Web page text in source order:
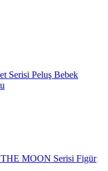
Serisi Peluş Bebek
MOON Serisi Figür